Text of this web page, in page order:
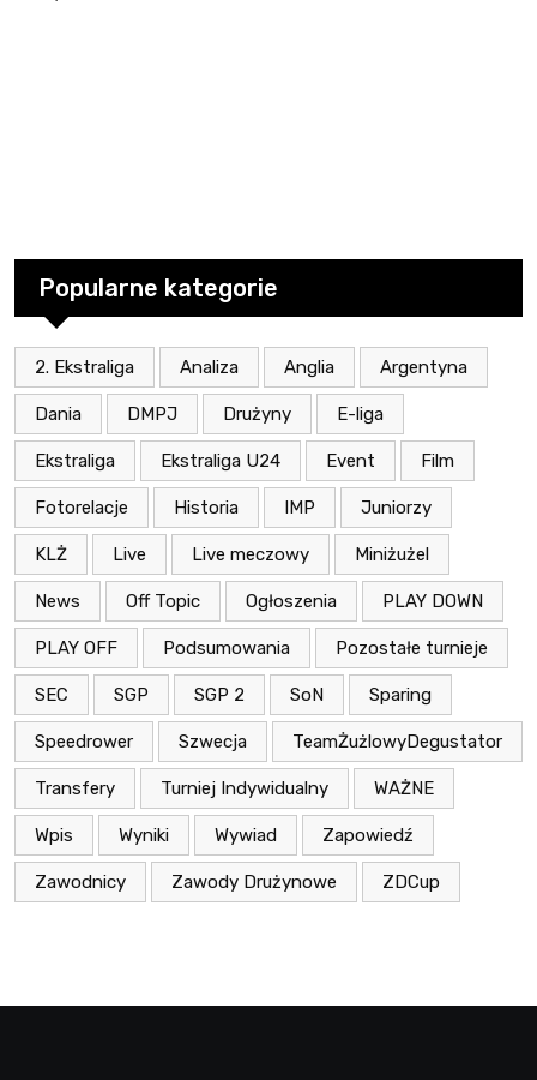
Popularne kategorie
2. Ekstraliga Analiza Anglia Argentyna
Dania DMPJ Drużyny E-liga
Ekstraliga Ekstraliga U24 Event Film
Fotorelacje Historia IMP Juniorzy
KLŻ Live Live meczowy Miniżużel
News Off Topic Ogłoszenia PLAY DOWN
PLAY OFF Podsumowania Pozostałe turnieje
SEC SGP SGP 2 SoN Sparing
Speedrower Szwecja TeamŻużlowyDegustator
Transfery Turniej Indywidualny WAŻNE
Wpis Wyniki Wywiad Zapowiedź
Zawodnicy Zawody Drużynowe ZDCup